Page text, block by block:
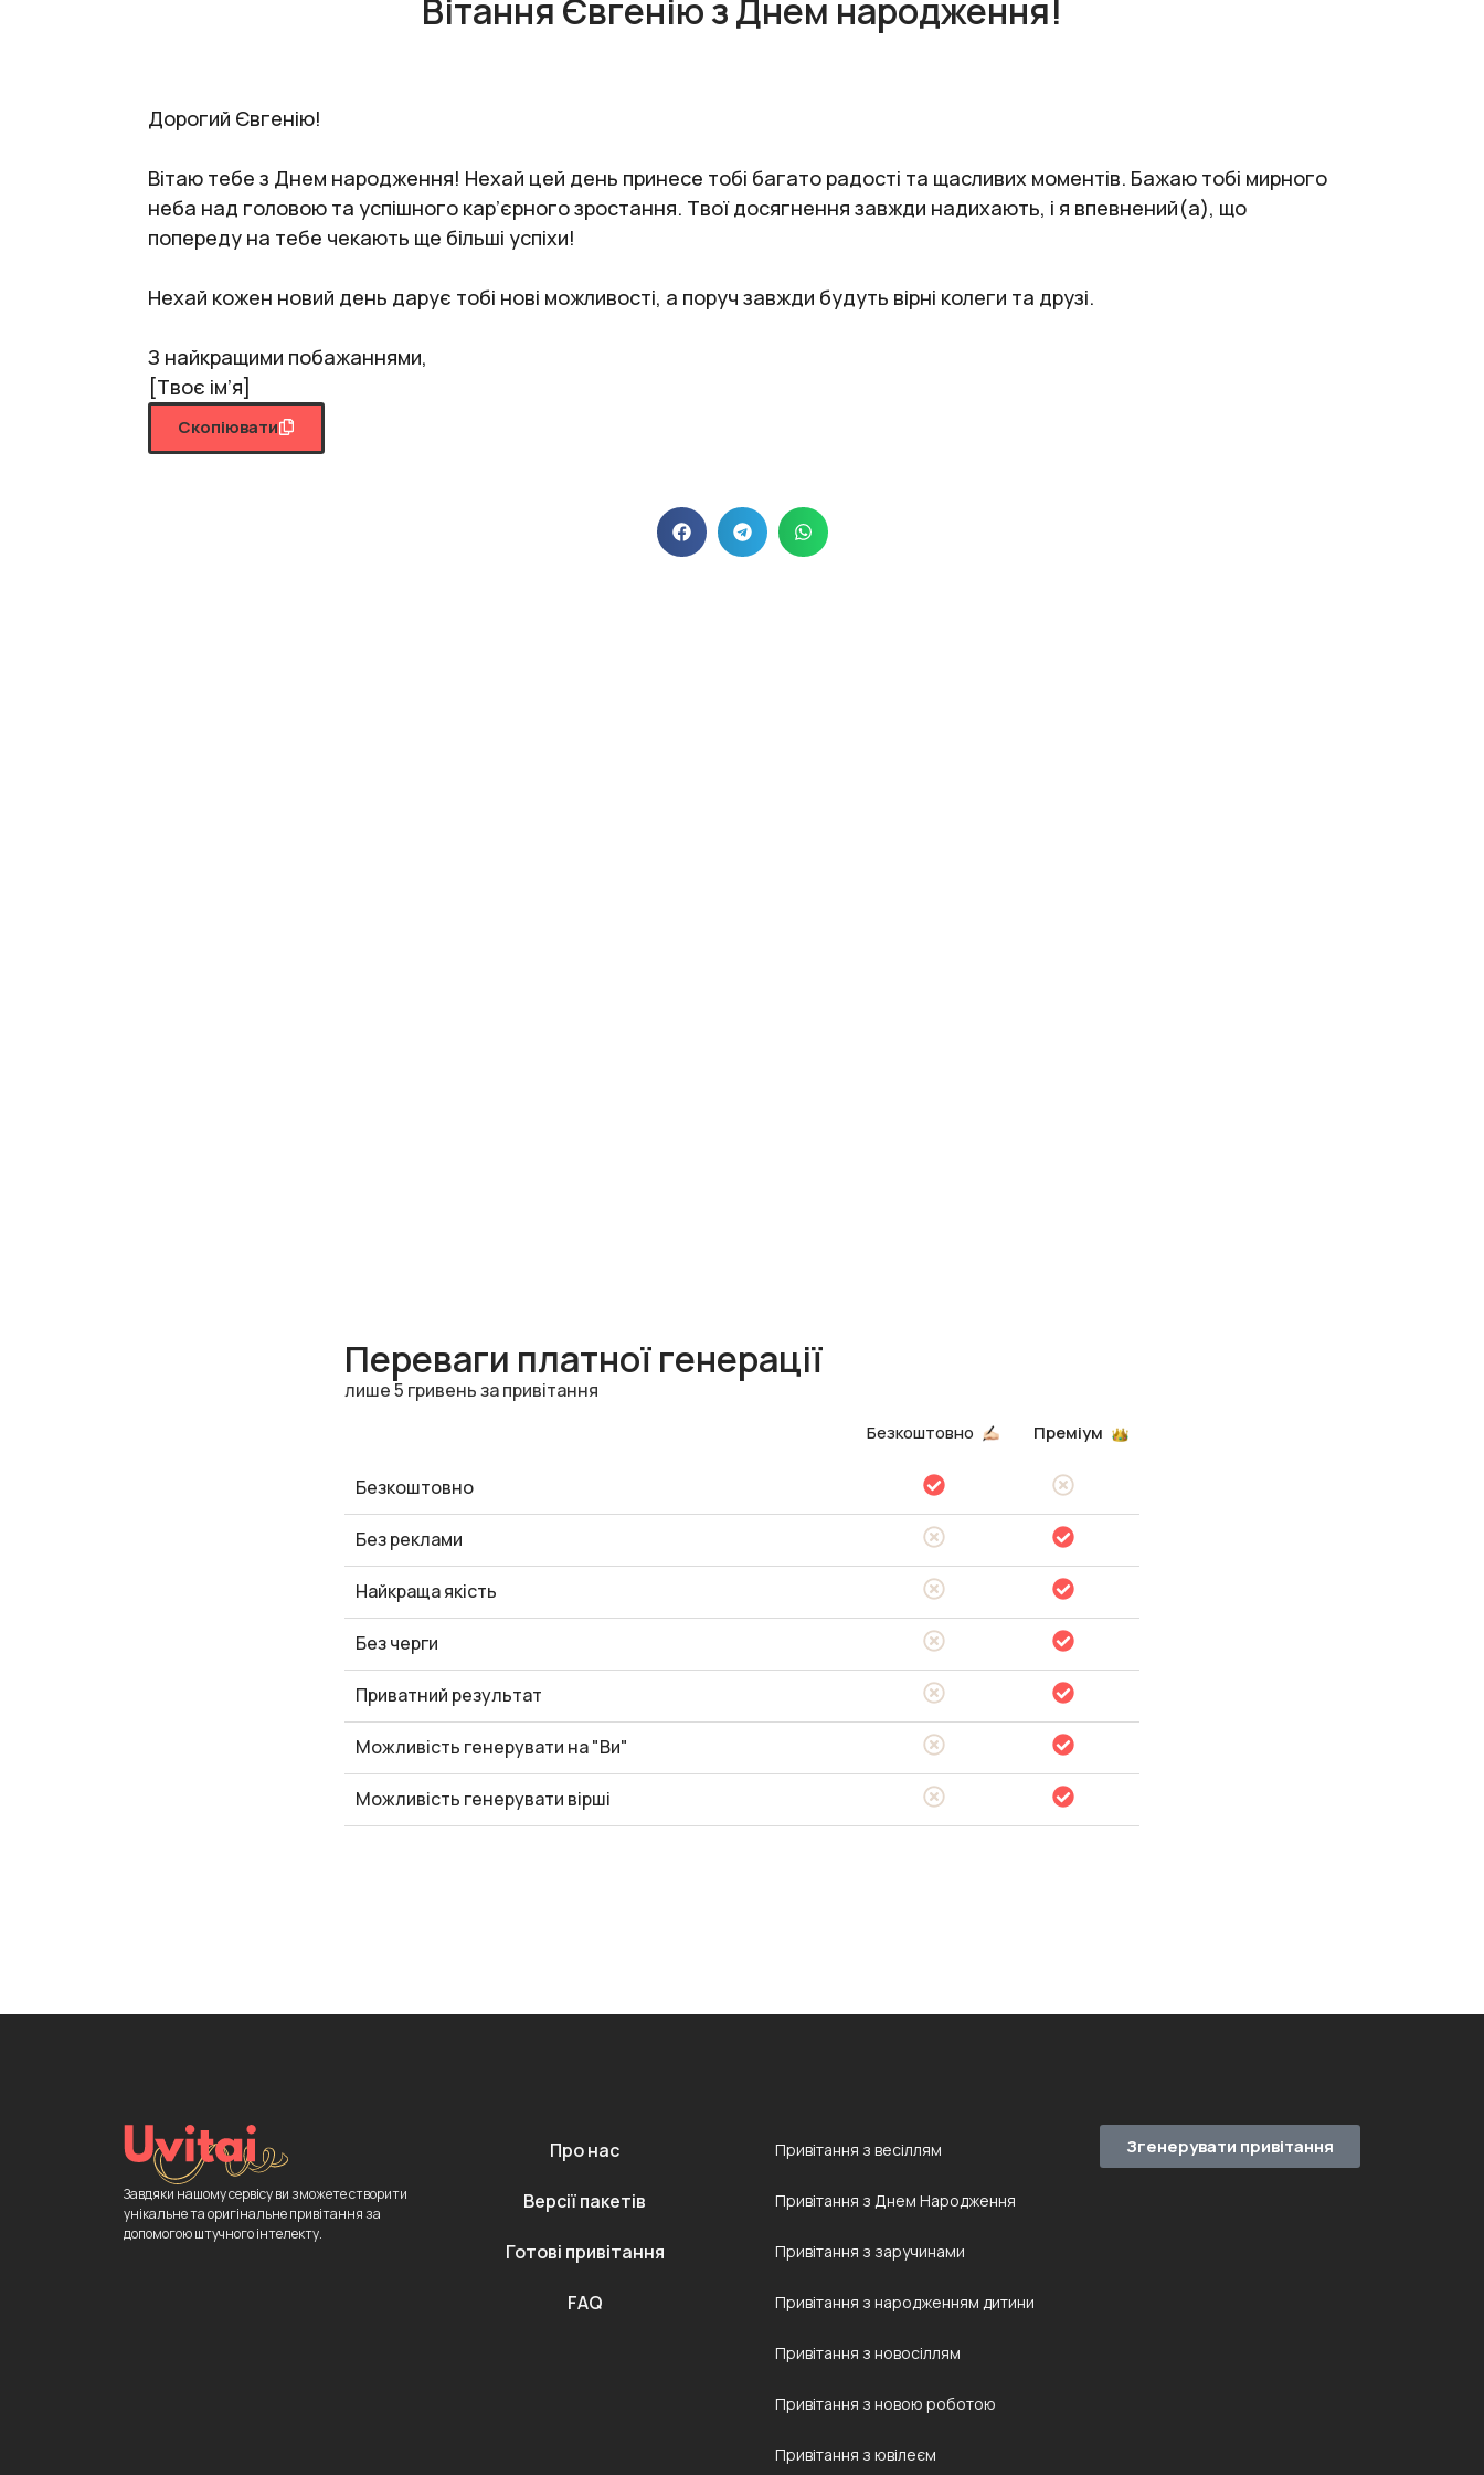
Вітання Євгенію з Днем народження!
Дорогий Євгенію!
Вітаю тебе з Днем народження! Нехай цей день принесе тобі багато радості та щасливих моментів. Бажаю тобі мирного
неба над головою та успішного кар’єрного зростання. Твої досягнення завжди надихають, і я впевнений(а), що
попереду на тебе чекають ще більші успіхи!
Нехай кожен новий день дарує тобі нові можливості, а поруч завжди будуть вірні колеги та друзі.
З найкращими побажаннями,
[Твоє ім’я]
Скопіювати
Переваги платної генерації
лише 5 гривень за привітання
Безкоштовно Преміум
Безкоштовно
Без реклами
Найкраща якість
Без черги
Приватний результат
Можливість генерувати на "Ви"
Можливість генерувати вірші
Завдяки нашому сервісу ви зможете створити
унікальне та оригінальне привітання за
допомогою штучного інтелекту.
Про нас
Версії пакетів
Готові привітання
FAQ
Привітання з весіллям
Привітання з Днем Народження
Привітання з заручинами
Привітання з народженням дитини
Привітання з новосіллям
Привітання з новою роботою
Привітання з ювілеєм
Згенерувати привітання